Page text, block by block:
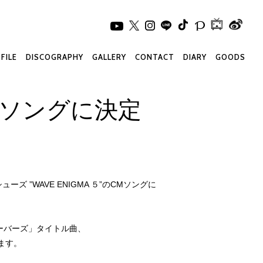
GOODS
DIARY
CONTACT
GALLERY
DISCOGRAPHY
ングに決定
ーズ ”WAVE ENIGMA ５”のCMソングに
ーズ」タイトル曲、
す。